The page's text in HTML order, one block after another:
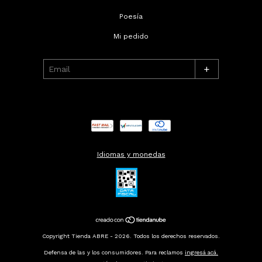
Poesía
Mi pedido
+
Idiomas y monedas
Copyright Tienda ABRE - 2026. Todos los derechos reservados.
Defensa de las y los consumidores. Para reclamos ingresá acá.